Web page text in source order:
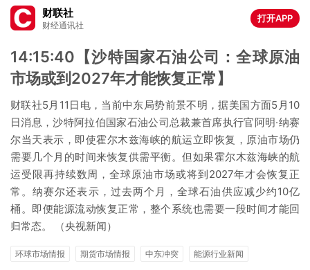
财联社
财经通讯社
打开APP
14:15:40【沙特国家石油公司：全球原油
市场或到2027年才能恢复正常】
财联社5月11日电，当前中东局势前景不明，据美国方面5月10
日消息，沙特阿拉伯国家石油公司总裁兼首席执行官阿明·纳赛
尔当天表示，即使霍尔木兹海峡的航运立即恢复，原油市场仍
需要几个月的时间来恢复供需平衡。但如果霍尔木兹海峡的航
运受限再持续数周，全球原油市场或将到2027年才会恢复正
常。纳赛尔还表示，过去两个月，全球石油供应减少约10亿
桶。即便能源流动恢复正常，整个系统也需要一段时间才能回
归常态。 （央视新闻）
环球市场情报 期货市场情报 中东冲突
能源行业新闻